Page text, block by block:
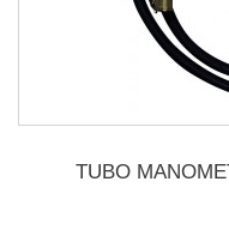
TUBO